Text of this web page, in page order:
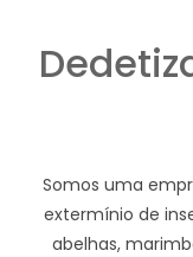
Somos uma
extermínio de
abelhas,